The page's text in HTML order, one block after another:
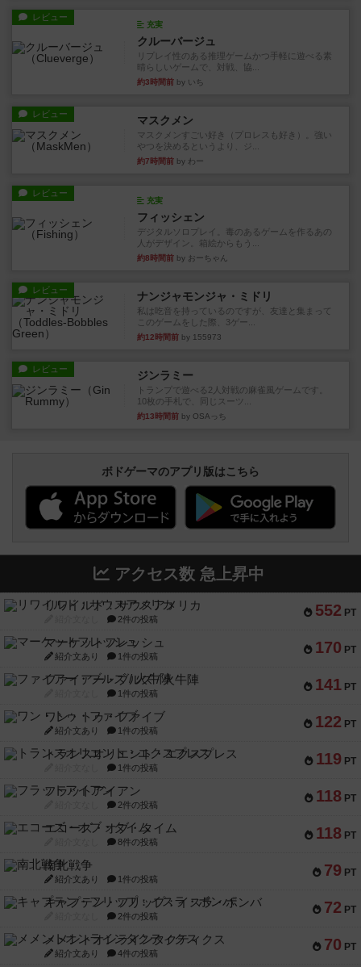
レビュー
充実
クルーバージュ
リプレイ性のある推理ゲームかつ手軽に遊べる素
晴らしいゲームで、対戦、協...
約3時間前 by いち
レビュー マスクメン
マスクメンすごい好き（プロレスも好き）。強い
やつを決めるというより、ジ...
約7時間前 by わー
レビュー
充実
フィッシェン
デジタルソロプレイ。毒のあるゲームを作るあの
人がデザイン。箱絵からもう...
約8時間前 by おーちゃん
レビュー ナンジャモンジャ・ミドリ
私は吃音を持っているのですが、友達と集まって
このゲームをした際、3ゲー...
約12時間前 by 155973
レビュー ジンラミー
トランプで遊べる2人対戦の麻雀風ゲームです。
10枚の手札で、同じスーツ...
約13時間前 by OSAっち
ボドゲーマのアプリ版はこちら
アクセス数 急上昇中
552 PT
リワイルド：サウスアメリカ
2件の投稿
170 PT
マーケットフレッシュ
紹介文あり 1件の投稿
141 PT
ファイアー・ブルズ / 火牛陣
1件の投稿
122 PT
ワン・トゥ・ファイブ
紹介文あり 1件の投稿
119 PT
トランスオリエント・エクスプレス
1件の投稿
118 PT
フラットアイアン
2件の投稿
118 PT
エコーズ・オブ・タイム
8件の投稿
79 PT
南北戦争
紹介文あり 1件の投稿
72 PT
キャプテン・フリップ：イスラ・ボンバ
2件の投稿
70 PT
メメントオンラインタクティクス
紹介文あり 4件の投稿